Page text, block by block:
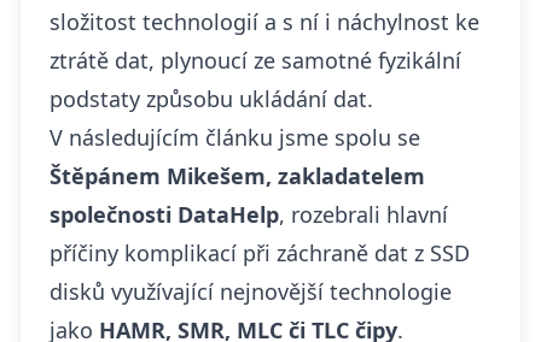
složitost technologií a s ní i náchylnost ke
ztrátě dat, plynoucí ze samotné fyzikální
podstaty způsobu ukládání dat.
V následujícím článku jsme spolu se
Štěpánem Mikešem, zakladatelem
společnosti DataHelp, rozebrali hlavní
příčiny komplikací při záchraně dat z SSD
disků využívající nejnovější technologie
jako HAMR, SMR, MLC či TLC čipy.